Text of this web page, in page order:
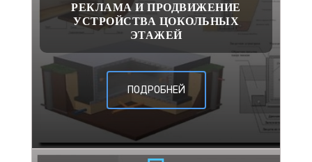
РЕКЛАМА И ПРОДВИЖЕНИЕ
УСТРОЙСТВА ЦОКОЛЬНЫХ
ЭТАЖЕЙ
ПОДРОБНЕЙ